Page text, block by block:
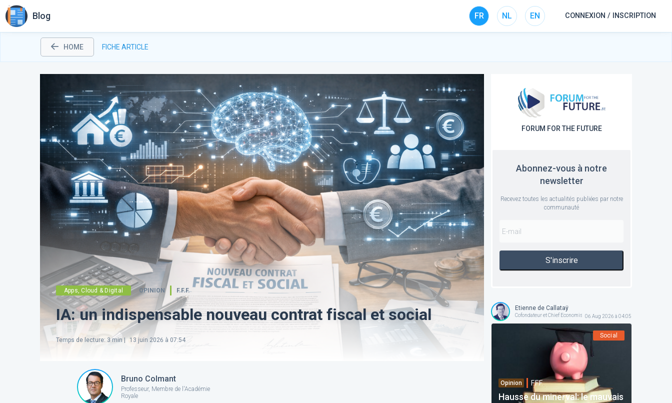
Blog FR NL EN CONNEXION / INSCRIPTION
HOME FICHE ARTICLE
Apps, Cloud & Digital OPINION F.F.F.
IA: un indispensable nouveau contrat fiscal et social
Temps de lecture: 3min | 13 juin 2026 à 07:54
Bruno Colmant
Professeur, Membre de l'Académie
Royale
FORUM FOR THE FUTURE
Abonnez-vous à notre
newsletter
Recevez toutes les actualités publiées par notre
communauté
S'inscrire
Etienne de Callataÿ
Cofondateur et Chief Economist @ Orcadia Asset Management
06 Aug 2026 à 04:05
Social
Opinion F.F.F.
Hausse du minerval: le mauvais